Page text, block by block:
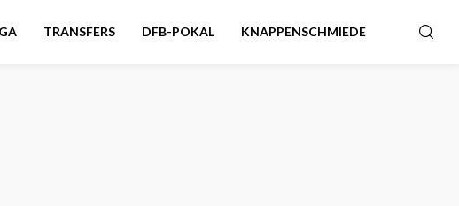
TRANSFERS DFB-POKAL KNAPPENSCHMIEDE